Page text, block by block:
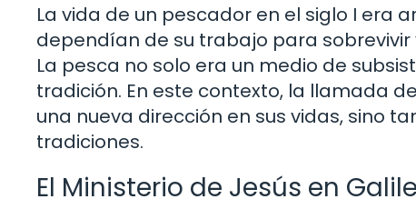
La vida de un pescador en el siglo I era
dependían de su trabajo para
La pesca no solo era un medio de
tradición. En este contexto, la llamada
una nueva dirección en sus vidas, sino
tradiciones.
El Ministerio de Jesús en